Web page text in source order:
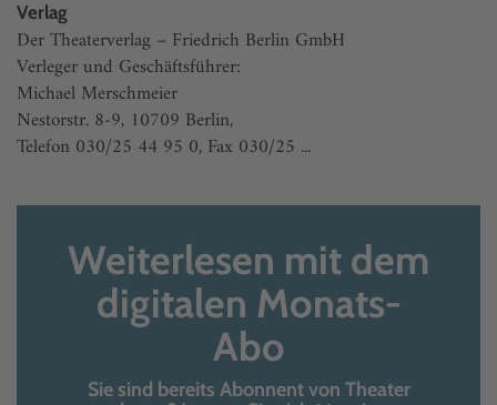
Verlag
Der Theaterverlag – Friedrich Berlin GmbH
Verleger und Geschäftsführer:
Michael Merschmeier
Nestorstr. 8-9, 10709 Berlin,
Telefon 030/25 44 95 0, Fax 030/25 ...
Weiterlesen mit dem
digitalen Monats-
Abo
Sie sind bereits Abonnent von Theater